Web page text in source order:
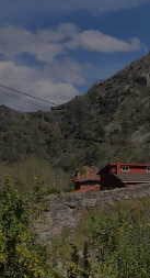
Bicicleta
Para adulto
Bicicleta o